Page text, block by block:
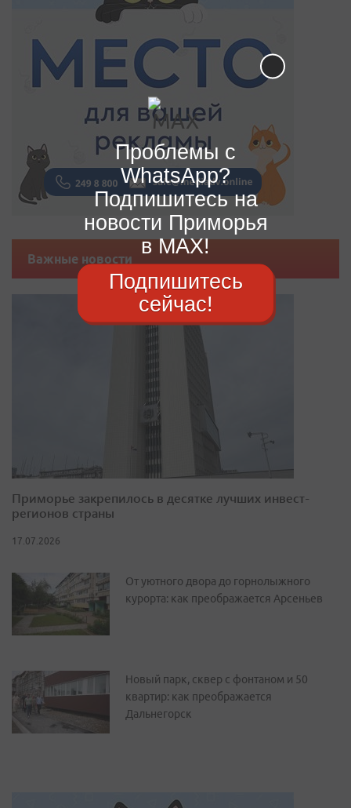
Важные новости
Приморье закрепилось в десятке лучших инвест-
регионов страны
17.07.2026
От уютного двора до горнолыжного
курорта: как преображается Арсеньев
Новый парк, сквер с фонтаном и 50
квартир: как преображается
Дальнегорск
Проблемы с
WhatsApp?
Подпишитесь на
новости Приморья
в MAX!
Подпишитесь
сейчас!